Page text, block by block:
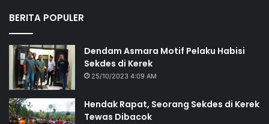
BERITA POPULER
Dendam Asmara Motif Pelaku Habisi
Sekdes di Kerek
25/10/2023 4:09 AM
Hendak Rapat, Seorang Sekdes di Kerek
Tewas Dibacok